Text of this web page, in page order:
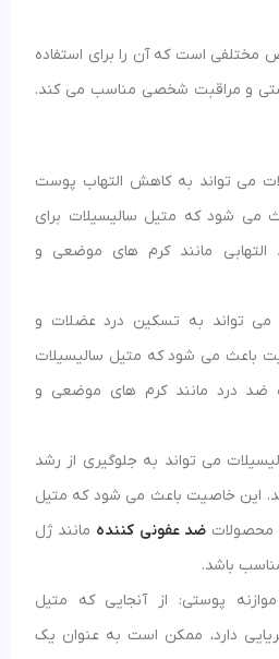
مختلفی است که آن را برای استفاده
و مراقبت شخصی مناسب می کند.
می تواند به کاهش التهاب پوست
می شود که متیل سالیسیلات برای
مانند کرم های موضعی و
می تواند به تسکین درد عضلات و
باعث می شود که متیل سالیسیلات
ضد درد مانند کرم های موضعی و
می تواند به جلوگیری از رشد
این خاصیت باعث می شود که متیل
محصولاتضد عفونی کننده مانند ژل
باشد.
پوستی: از آنجایی که متیل
دارد، ممکن است به عنوان یک